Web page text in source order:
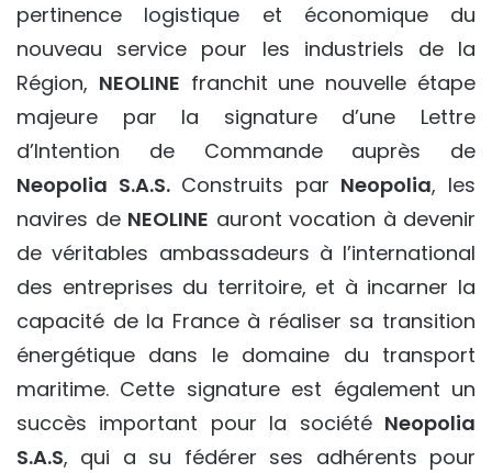
pertinence logistique et économique du
nouveau service pour les industriels de la
Région, NEOLINE franchit une nouvelle étape
majeure par la signature d’une Lettre
d’Intention de Commande auprès de
Neopolia S.A.S.Construits par Neopolia, les
navires de NEOLINE auront vocation à devenir
de véritables ambassadeurs à l’international
des entreprises du territoire, et à incarner la
capacité de la France à réaliser sa transition
énergétique dans le domaine du transport
maritime. Cette signature est également un
succès important pour la société Neopolia
S.A.S, qui a su fédérer ses adhérents pour